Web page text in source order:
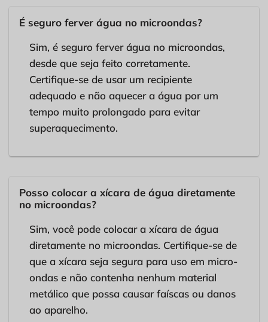
É seguro ferver água no microondas?
Sim, é seguro ferver água no microondas,
desde que seja feito corretamente.
Certifique-se de usar um recipiente
adequado e não aquecer a água por um
tempo muito prolongado para evitar
superaquecimento.
Posso colocar a xícara de água diretamente
no microondas?
Sim, você pode colocar a xícara de água
diretamente no microondas. Certifique-se de
que a xícara seja segura para uso em micro-
ondas e não contenha nenhum material
metálico que possa causar faíscas ou danos
ao aparelho.